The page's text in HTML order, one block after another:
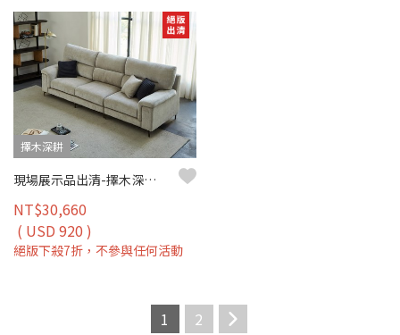
擇木深耕
現場展示品出清-擇木深耕-康妮爾一字型布沙發
NT$30,660
( USD 920 )
絕版下殺7折，不參與任何活動
1 2